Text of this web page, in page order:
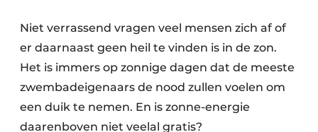
Niet verrassend vragen veel mensen zich af of
er daarnaast geen heil te vinden is in de zon.
Het is immers op zonnige dagen dat de meeste
zwembadeigenaars de nood zullen voelen om
een duik te nemen. En is zonne-energie
daarenboven niet veelal gratis?